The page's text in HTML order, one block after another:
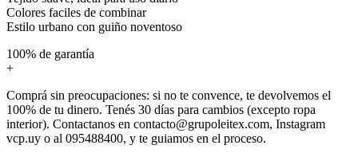
Colores faciles de combinar
Estilo urbano con guiño noventoso
100% de garantía
+
Comprá sin preocupaciones: si no te convence, te devolvemos el
100% de tu dinero. Tenés 30 días para cambios (excepto ropa
interior). Contactanos en contacto@grupoleitex.com, Instagram
vcp.uy o al 095488400, y te guiamos en el proceso.